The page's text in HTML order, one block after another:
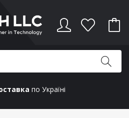
по Україні